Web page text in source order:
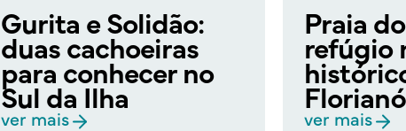
Gurita e Solidão:
duas cachoeiras
para conhecer no
Sul da Ilha
ver mais
Praia
refúgio
ver mais